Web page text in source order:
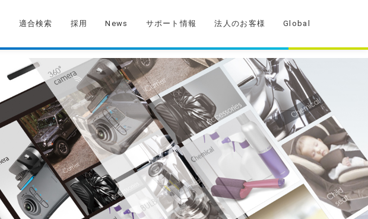
適合検索 採用 News サポート情報 法人のお客様 Global